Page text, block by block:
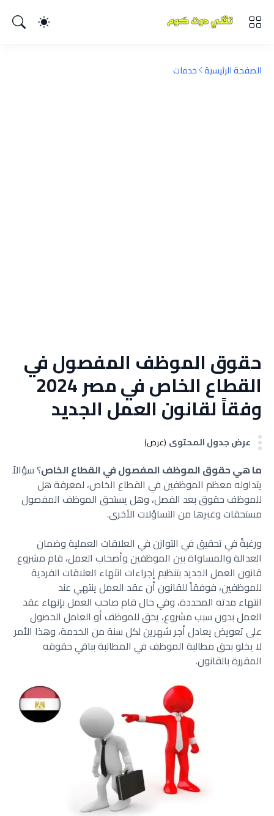
الصفحة الرئيسية خدمات
حقوق الموظف المفصول في
القطاع الخاص في مصر 2024
وفقاً لقانون العمل الجديد
عرض جدول المحتوى (عرض)
ما هي حقوق الموظف المفصول في القطاع الخاص؟ سؤالاً
يتداوله معظم الموظفين في القطاع الخاص، لمعرفة هل
للموظف حقوق بعد الفصل، وهل يستحق الموظف المفصول
مستحقات وغيرها من التساؤلات الأخرى.
ورغبةً في تحقيق في التوازن في العلاقات العملية وضمان
العدالة والمساواة بين الموظفين وأصحاب العمل، قام مشروع
قانون العمل الجديد بتنظيم إجراءات انتهاء العلاقات الفردية
للموظفين، فوفقاً للقانون أن عقد العمل ينتهي عند
انتهاء مدته المحددة، وفي حال قام صاحب العمل بإنهاء عقد
العمل بدون سبب مشروع، يحق للموظف أو العامل الحصول
على تعويض يعادل أجر شهرين لكل سنة من الخدمة، وهذا الأمر
لا يخلو بحق مطالبة الموظف في المطالبة بباقي حقوقه
المقررة بالقانون.